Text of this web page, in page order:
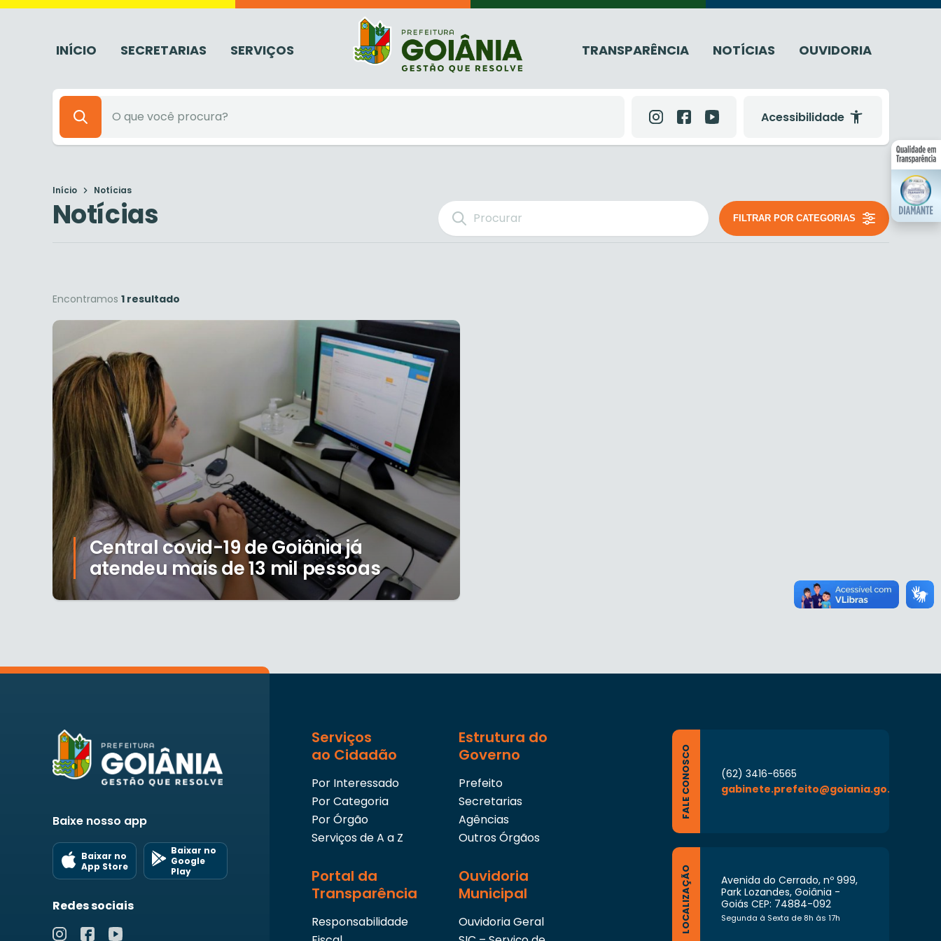
INÍCIO SECRETARIAS SERVIÇOS TRANSPARÊNCIA NOTÍCIAS OUVIDORIA
Acessibilidade
Início Notícias
Notícias FILTRAR POR CATEGORIAS
Encontramos 1 resultado
Central covid-19 de Goiânia já
atendeu mais de 13 mil pessoas
Baixe nosso app
Baixar no
App Store
Baixar no
Google
Play
Redes sociais
Serviços
ao Cidadão
Por Interessado
Por Categoria
Por Órgão
Serviços de A a Z
Estrutura do
Governo
Prefeito
Secretarias
Agências
Outros Órgãos
Portal da
Transparência
Responsabilidade
Ouvidoria
Municipal
Ouvidoria Geral
FALE CONOSCO
(62) 3416-6565
gabinete.prefeito@goiania.go.gov.br
LOCALIZAÇÃO
Avenida do Cerrado, nº 999,
Park Lozandes, Goiânia -
Goiás CEP: 74884-092
Segunda à Sexta de 8h às 17h